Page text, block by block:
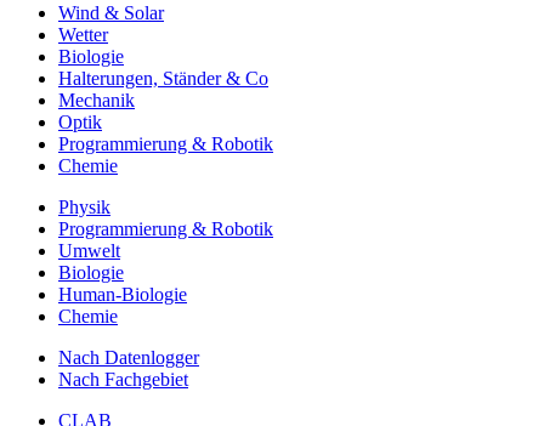
Wind & Solar
Wetter
Biologie
Halterungen, Ständer & Co
Mechanik
Optik
Programmierung & Robotik
Chemie
Physik
Programmierung & Robotik
Umwelt
Biologie
Human-Biologie
Chemie
Nach Datenlogger
Nach Fachgebiet
CLAB